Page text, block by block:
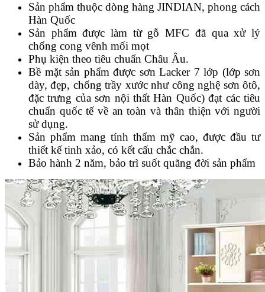
Sản phẩm thuộc dòng hàng JINDIAN, phong cách
Hàn Quốc
Sản phẩm được làm từ gỗ MFC đã qua xử lý
chống cong vênh mối mọt
Phụ kiện theo tiêu chuẩn Châu Âu.
Bề mặt sản phẩm được sơn Lacker 7 lớp (lớp sơn
dày, đẹp, chống trầy xước như công nghệ sơn ôtô,
đặc trưng của sơn nội thất Hàn Quốc) đạt các tiêu
chuẩn quốc tế về an toàn và thân thiện với người
sử dụng.
Sản phẩm mang tính thẩm mỹ cao, được đầu tư
thiết kế tinh xảo, có kết cấu chắc chắn.
Bảo hành 2 năm, bảo trì suốt quãng đời sản phẩm